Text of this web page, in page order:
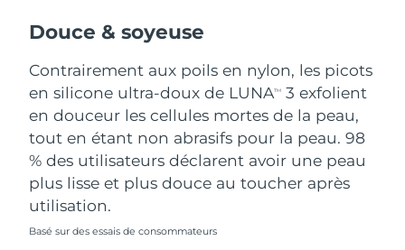
Douce & soyeuse
Contrairement aux poils en nylon, les picots
en silicone ultra-doux de LUNATM
3 exfolient
en douceur les cellules mortes de la peau,
tout en étant non abrasifs pour la peau. 98
% des utilisateurs déclarent avoir une peau
plus lisse et plus douce au toucher après
utilisation.
Basé sur des essais de consommateurs